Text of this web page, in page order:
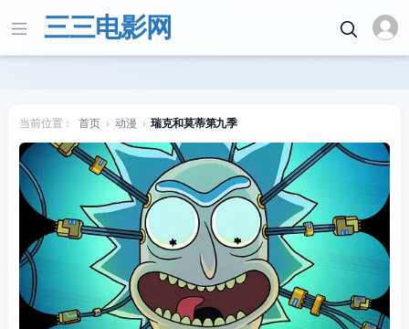
三三电影网
当前位置： 首页 › 动漫 › 瑞克和莫蒂第九季